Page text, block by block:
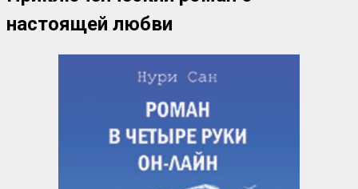
настоящей любви